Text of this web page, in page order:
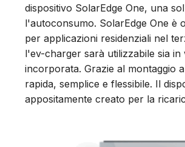
dispositivo SolarEdge One, una
l'autoconsumo. SolarEdge One è
per applicazioni residenziali nel
l'ev-charger sarà utilizzabile sia
incorporata. Grazie al montaggio
rapida, semplice e flessibile. Il
appositamente creato per la